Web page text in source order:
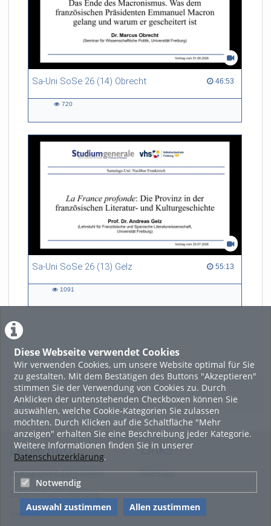
Diese Webseite verwendet Cookies
Wir verwenden Cookies, um unsere Website optimal für Sie
zu gestalten. Mit dem Bestätigen des Buttons "Akzeptieren"
stimmen Sie der Verwendung von Cookies zu. Durch
Anklicken der untenstehenden Checkboxen können Sie
auswählen, welche Cookie-Kategorien Sie zulassen
möchten. Durch Klicken auf die Schaltfläche "Mehr
anzeigen" erhalten Sie eine Beschreibung jeder Kategorie.
Weitere Informationen finden Sie in unserer
Datenschutzerklärung.
Notwendig
Auswahl zustimmen Allen zustimmen
Sa-Uni SoSe 26 (14) Obrecht 46:53
46:53 duration
720
Sa-Uni SoSe 26 (13) Gelz 55:13
55:13 duration
1091
LADE MEHR
Featured
Beliebtheit
Legal Info
Nutzungsbedingungen
Datenschutzerklärung
Imprint
Links
Sitemap